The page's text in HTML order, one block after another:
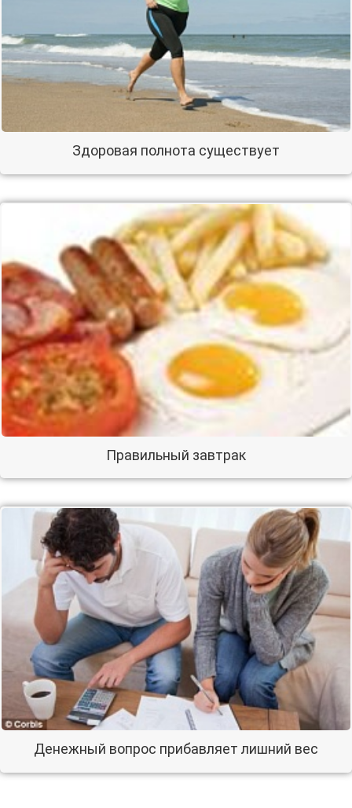
Здоровая полнота существует
Правильный завтрак
Денежный вопрос прибавляет лишний вес